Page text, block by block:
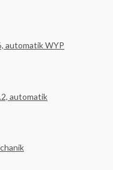
automatik WYP
automatik